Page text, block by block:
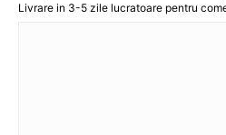
Livrare in 3-5 zile lucratoare pentru